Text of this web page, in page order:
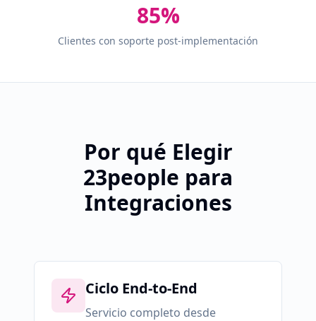
85%
Clientes con soporte post-implementación
Por qué Elegir
23people para
Integraciones
Ciclo End-to-End
Servicio completo desde